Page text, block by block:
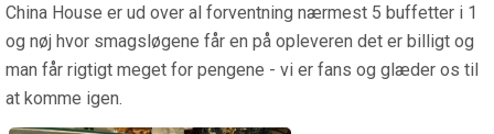
China House er ud over al forventning nærmest 5 buffetter i 1
og nøj hvor smagsløgene får en på opleveren det er billigt og
man får rigtigt meget for pengene - vi er fans og glæder os til
at komme igen.